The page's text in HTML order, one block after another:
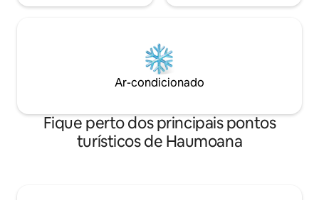
Ar-condicionado
Fique perto dos principais pontos
turísticos de Haumoana